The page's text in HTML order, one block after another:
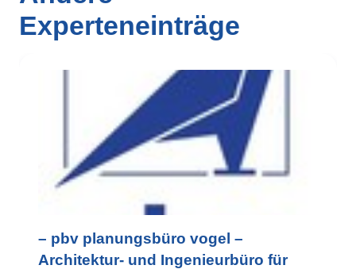
Experteneinträge
– pbv planungsbüro vogel –
Architektur- und Ingenieurbüro für